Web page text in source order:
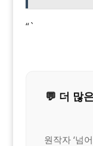
“`
💬 더 많
원작자 ‘넘